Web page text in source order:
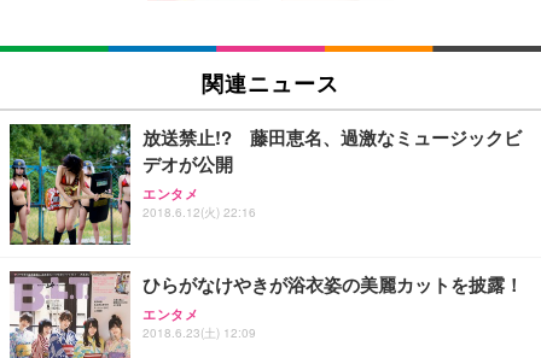
SIHOO B100 オフィスチェア／デスクチェア メッシ
ュチェア 人間工学 疲れない ブラック
￥27,999
Sezlife オフィスチェア デスクチェア 疲れない テレ
ワーク チェア 強化バックレスト 30度ロッキング機
能 人間工学 椅子 腰サポート 90度跳ね上げ式アーム
ョン PCチェア 通気性メッシュ ゲーミング/勉強/事
務用 おしゃれ パソコンチェア (ブラック)
Sezlife オフィスチェア デスクチェア 疲れない テレ
ワーク チェア 強化バックレスト 30度ロッキング機
EIZO ビジネス向けプレミアムモニター | FlexScan
￥109,572
【純正品】27"ゲーミングモニター DualSense 充電
フック付き（CFI-ZDM1J）
【整備済み品】Dell E2724HS 27インチ 液晶モニタ
ー フルHD（1920×1080）VA 非光沢 HDMI/DisplayP
Amazonベーシック ペットシーツ 厚型 ワイド 42枚
x2袋(84枚) ホワイト(吸収面:ライトブルー)
￥3,234
ネオ・ルーライフ ネオ・オムツ L 中型犬用 26枚入
り 単品
Smart Basic(スマートベーシック) 【Amazon.co.jp
限定】 Smart Basic アイリスオーヤマ ペットシーツ
関連ニュース
放送禁止!? 藤田恵名、過激なミュージックビ
デオが公開
エンタメ
2018.6.12(火) 22:16
ひらがなけやきが浴衣姿の美麗カットを披露！
エンタメ
2018.6.23(土) 12:09